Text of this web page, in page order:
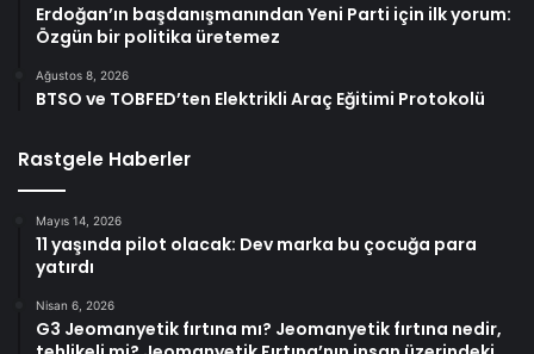
Erdoğan’ın başdanışmanından Yeni Parti için ilk yorum:
Özgün bir politika üretemez
Ağustos 8, 2026
BTSO ve TOBFED’ten Elektrikli Araç Eğitimi Protokolü
Rastgele Haberler
Mayıs 14, 2026
11 yaşında pilot olacak: Dev marka bu çocuğa para
yatırdı
Nisan 6, 2026
G3 Jeomanyetik fırtına mı? Jeomanyetik fırtına nedir,